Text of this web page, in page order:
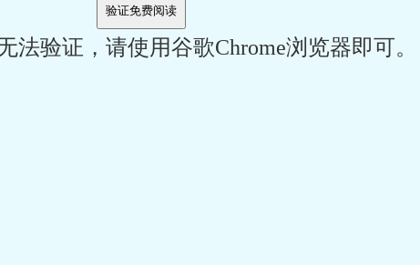
法验证，请使用谷歌Chrome浏览器即可。